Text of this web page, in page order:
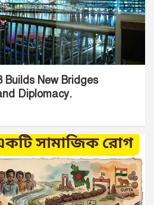
Builds New Bridges
Diplomacy.